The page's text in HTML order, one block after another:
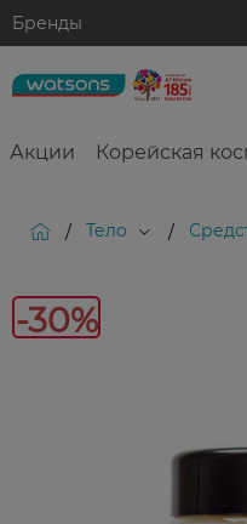
Бренды
Акции Корейская
/ Тело /
-30%